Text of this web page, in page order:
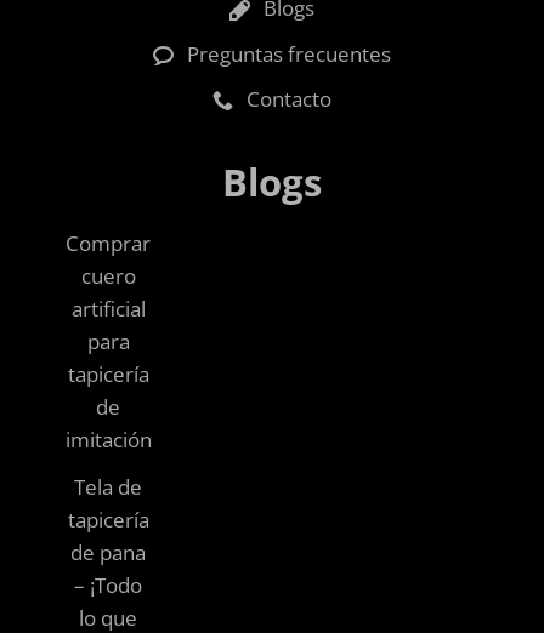
Blogs
Preguntas frecuentes
Contacto
Blogs
Comprar
cuero
artificial
para
tapicería
de
imitación
Tela de
tapicería
de pana
– ¡Todo
lo que